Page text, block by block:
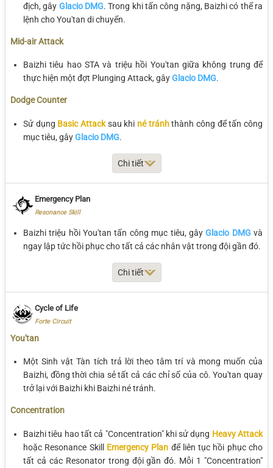
địch, gây Glacio DMG. Trong khi tấn công nặng, Baizhi có thể ra
lệnh cho You'tan di chuyển.
Mid-air Attack
Baizhi tiêu hao STA và triệu hồi You'tan giữa không trung để
thực hiện một đợt Plunging Attack, gâyGlacio DMG.
Dodge Counter
Sử dụng Basic Attacksau khi né tránhthành công để tấn công
mục tiêu, gâyGlacio DMG.
Chi tiết
Thông số Lv 1 Lv 2 Lv 3 Lv 4
Stage 1 DMG
Stage 2 DMG 39.52% 42.76% 46.01% 50.54%
39.52% 42.76%
Heavy Attack DMG
Mid-air Attack DMG
Heavy Attack STA
Cost (per sec)
12.5
Mid-air Attack STA
Emergency Plan
Resonance Skill
Baizhi triệu hồi You'tan tấn công mục tiêu, gâyGlacio DMG và
ngay lập tức hồi phục cho tất cả các nhân vật trong đội gần đó.
Chi tiết
Thông số Lv 1 Lv 2 Lv 3
Skill DMG
Healing
Cooldown 16 16 16
Concerto Regen 10
Cycle of Life
Forte Circuit
You'tan
Một Sinh vật Tàn tích trả lời theo tâm trí và mong muốn của
Baizhi, đồng thời chia sẻ tất cả các chỉ số của cô. You'tan quay
trở lại với Baizhi khi Baizhi né tránh.
Concentration
Baizhi tiêu hao tất cả "Concentration" khi sử dụng Heavy Attack
hoặc Resonance Skill Emergency Plan để liên tục hồi phục cho
tất cả các Resonator trong đội gần đó. Mỗi 1 "Concentration"